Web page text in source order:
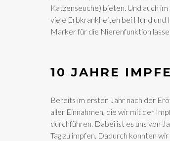
Katzenseuche) bieten. Und auch
viele Erbkrankheiten bei Hund und
Marker für die Nierenfunktion
10 JAHRE
Bereits im ersten Jahr nach der
aller Einnahmen, die wir mit der
durchführen. Dabei ist es uns von
Tag zu impfen. Dadurch konnten